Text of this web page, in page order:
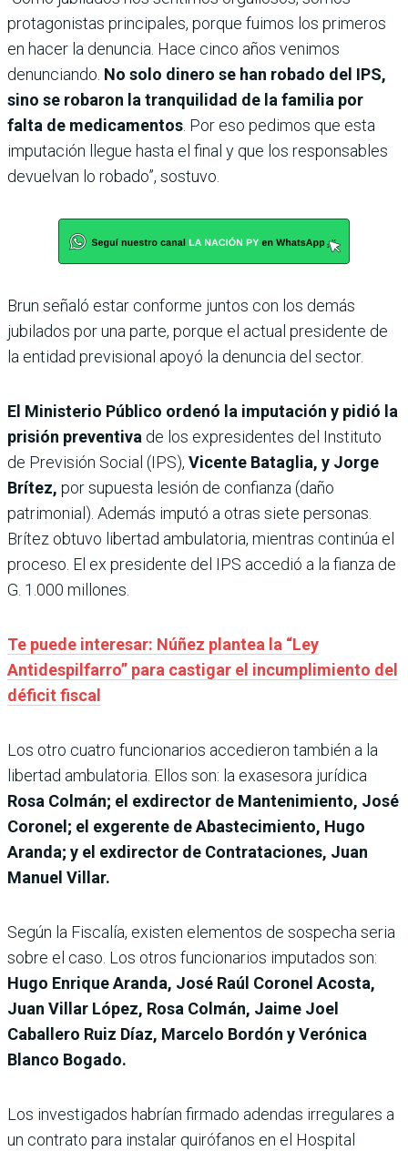
protagonistas principales, porque fuimos los primeros
en hacer la denuncia. Hace cinco años venimos
denunciando. No solo dinero se han robado del IPS,
sino se robaron la tranquilidad de la familia por
falta de medicamentos. Por eso pedimos que esta
imputación llegue hasta el final y que los responsables
devuelvan lo robado”, sostuvo.
Brun señaló estar conforme juntos con los demás
jubilados por una parte, porque el actual presidente de
la entidad previsional apoyó la denuncia del sector.
El Ministerio Público ordenó la imputación y pidió la
prisión preventiva de los expresidentes del Instituto
de Previsión Social (IPS), Vicente Bataglia, y Jorge
Brítez, por supuesta lesión de confianza (daño
patrimonial). Además imputó a otras siete personas.
Brítez obtuvo libertad ambulatoria, mientras continúa el
proceso. El ex presidente del IPS accedió a la fianza de
G. 1.000 millones.
Te puede interesar: Núñez plantea la “Ley
Antidespilfarro” para castigar el incumplimiento del
déficit fiscal
Los otro cuatro funcionarios accedieron también a la
libertad ambulatoria. Ellos son: la exasesora jurídica
Rosa Colmán; el exdirector de Mantenimiento, José
Coronel; el exgerente de Abastecimiento, Hugo
Aranda; y el exdirector de Contrataciones, Juan
Manuel Villar.
Según la Fiscalía, existen elementos de sospecha seria
sobre el caso. Los otros funcionarios imputados son:
Hugo Enrique Aranda, José Raúl Coronel Acosta,
Juan Villar López, Rosa Colmán, Jaime Joel
Caballero Ruiz Díaz, Marcelo Bordón y Verónica
Blanco Bogado.
Los investigados habrían firmado adendas irregulares a
un contrato para instalar quirófanos en el Hospital